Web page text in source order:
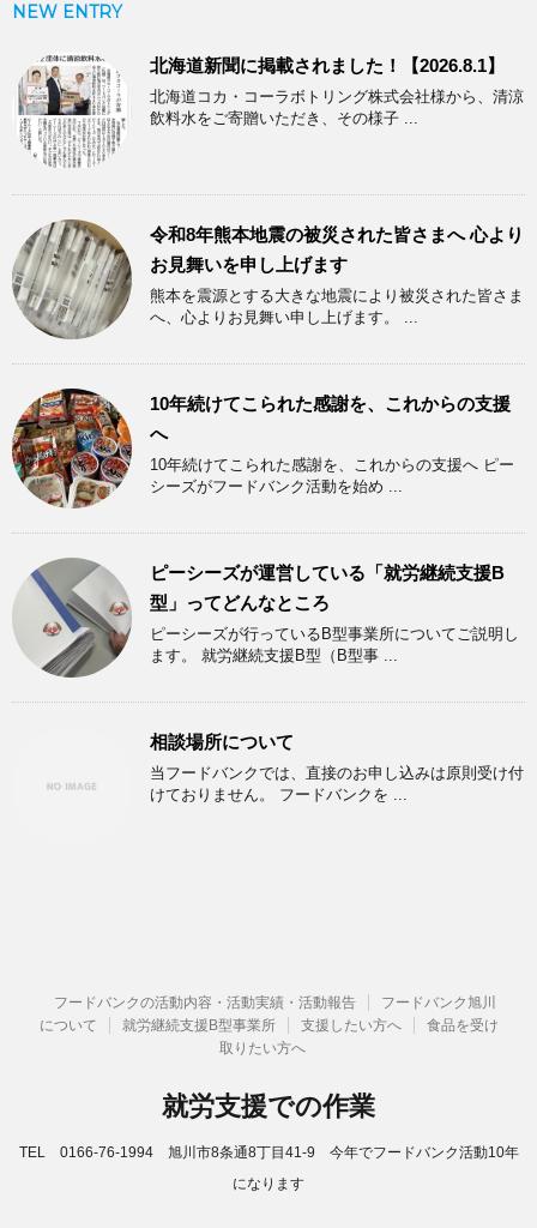
NEW ENTRY
北海道新聞に掲載されました！【2026.8.1】
北海道コカ・コーラボトリング株式会社様から、清涼
飲料水をご寄贈いただき、その様子 ...
令和8年熊本地震の被災された皆さまへ 心より
お見舞いを申し上げます
熊本を震源とする大きな地震により被災された皆さま
へ、心よりお見舞い申し上げます。 ...
10年続けてこられた感謝を、これからの支援
へ
10年続けてこられた感謝を、これからの支援へ ピー
シーズがフードバンク活動を始め ...
ピーシーズが運営している「就労継続支援B
型」ってどんなところ
ピーシーズが行っているB型事業所についてご説明し
ます。 就労継続支援B型（B型事 ...
相談場所について
当フードバンクでは、直接のお申し込みは原則受け付
けておりません。 フードバンクを ...
フードバンクの活動内容・活動実績・活動報告
フードバンク旭川
について
就労継続支援B型事業所 支援したい方へ
食品を受け
取りたい方へ
就労支援での作業
TEL 0166-76-1994 旭川市8条通8丁目41-9 今年でフードバンク活動10年
になります